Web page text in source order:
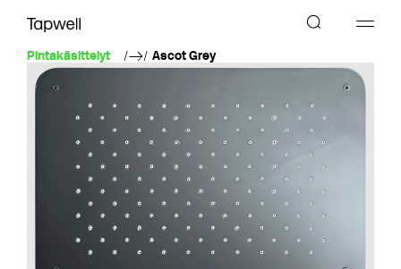
Pintakäsittelyt Ascot Grey